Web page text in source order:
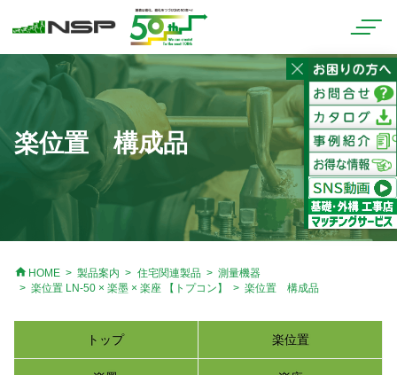
楽位置 構成品
home HOME 製品案内 住宅関連製品
測量機器
楽位置 LN-50 × 楽墨 × 楽座 【トプコン】
楽位置 構成品
トップ 楽位置